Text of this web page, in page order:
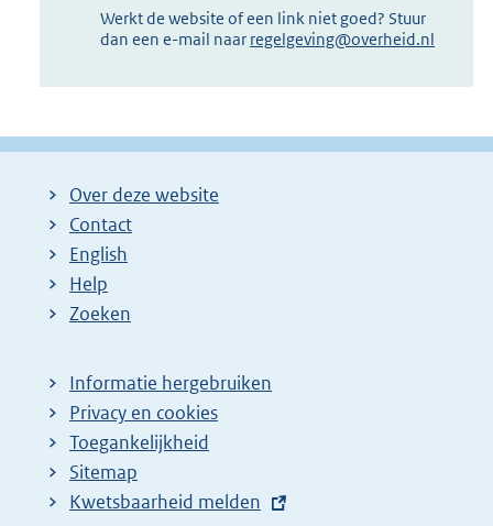
Werkt de website of een link niet goed? Stuur
dan een e-mail naar regelgeving@overheid.nl
Over deze website
Contact
English
Help
Zoeken
Informatie hergebruiken
Privacy en cookies
Toegankelijkheid
Sitemap
E
Kwetsbaarheid melden